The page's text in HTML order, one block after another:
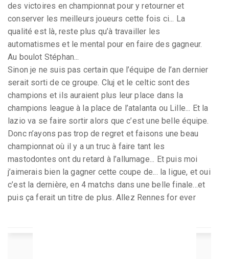
des victoires en championnat pour y retourner et
conserver les meilleurs joueurs cette fois ci... La
qualité est là, reste plus qu’à travailler les
automatismes et le mental pour en faire des gagneur.
Au boulot Stéphan...
Sinon je ne suis pas certain que l’équipe de l’an dernier
serait sorti de ce groupe. Cluj et le celtic sont des
champions et ils auraient plus leur place dans la
champions league à la place de l’atalanta ou Lille... Et la
lazio va se faire sortir alors que c’est une belle équipe.
Donc n’ayons pas trop de regret et faisons une beau
championnat où il y a un truc à faire tant les
mastodontes ont du retard à l’allumage... Et puis moi
j’aimerais bien la gagner cette coupe de... la ligue, et oui
c’est la dernière, en 4 matchs dans une belle finale...et
puis ça ferait un titre de plus. Allez Rennes for ever